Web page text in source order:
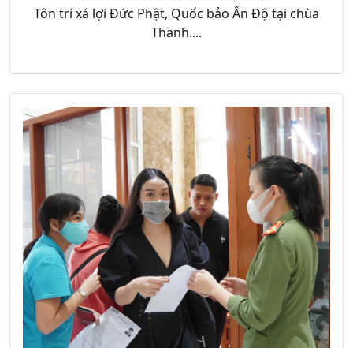
Tôn trí xá lợi Đức Phật, Quốc bảo Ấn Độ tại chùa
Thanh....